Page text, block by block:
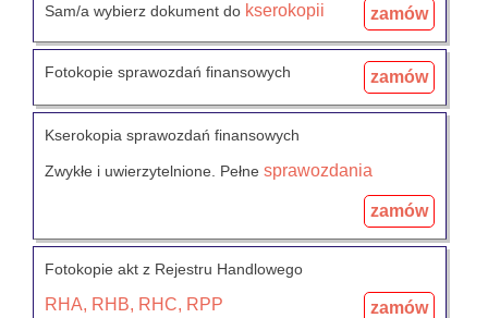
Sam/a wybierz dokument do kserokopii zamów
Fotokopie sprawozdań finansowych zamów
Kserokopia sprawozdań finansowych
Zwykłe i uwierzytelnione. Pełne sprawozdania
zamów
Fotokopie akt z Rejestru Handlowego
RHA, RHB, RHC, RPP zamów